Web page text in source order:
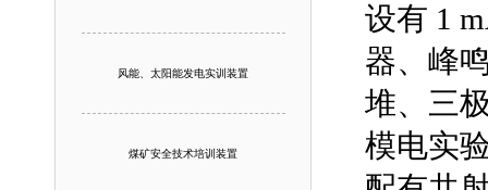
风能、太阳能发电实训装置
煤矿安全技术培训装置
设有 1
器、峰
堆、三
模电实